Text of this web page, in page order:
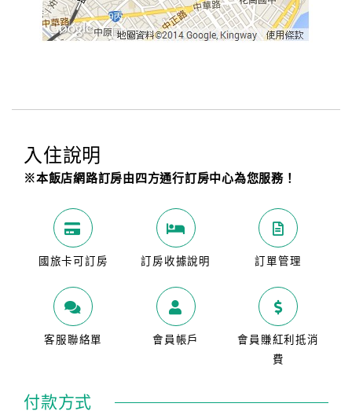
入住說明
※本飯店網路訂房由四方通行訂房中心為您服務！
國旅卡可訂房 訂房收據說明 訂單管理
客服聯絡單 會員帳戶
會員賺紅利抵消
費
付款方式